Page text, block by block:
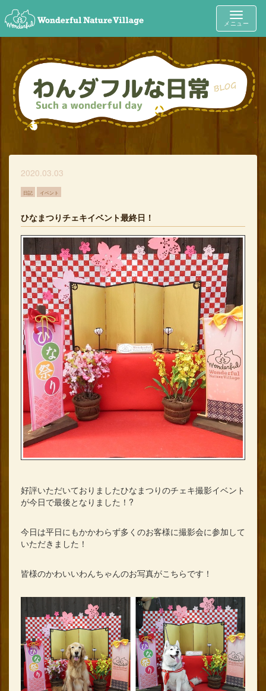
Toggle
メニュー
2020.03.03
日記 イベント
ひなまつりチェキイベント最終日！
好評いただいておりましたひなまつりのチェキ撮影イベント
が今日で最後となりました！?
今日は平日にもかかわらず多くのお客様に撮影会に参加して
いただきました！
皆様のかわいいわんちゃんのお写真がこちらです！